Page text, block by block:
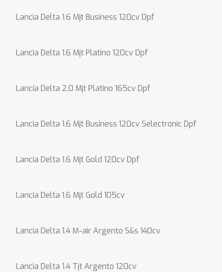
Lancia Delta 1.6 Mjt Business 120cv Dpf
Lancia Delta 1.6 Mjt Platino 120cv Dpf
Lancia Delta 2.0 Mjt Platino 165cv Dpf
Lancia Delta 1.6 Mjt Business 120cv Selectronic Dpf
Lancia Delta 1.6 Mjt Gold 120cv Dpf
Lancia Delta 1.6 Mjt Gold 105cv
Lancia Delta 1.4 M-air Argento S&s 140cv
Lancia Delta 1.4 Tjt Argento 120cv